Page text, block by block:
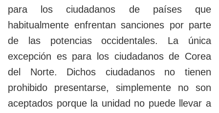
para los ciudadanos de países que
habitualmente enfrentan sanciones por parte
de las potencias occidentales. La única
excepción es para los ciudadanos de Corea
del Norte. Dichos ciudadanos no tienen
prohibido presentarse, simplemente no son
aceptados porque la unidad no puede llevar a